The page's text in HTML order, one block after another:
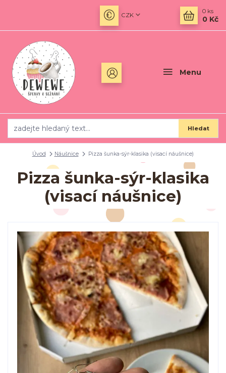
Menu
CZK
Hledat
0 ks
0 Kč
Úvod Náušnice Pizza šunka-sýr-klasika (visací náušnice)
Pizza šunka-sýr-klasika
(visací náušnice)